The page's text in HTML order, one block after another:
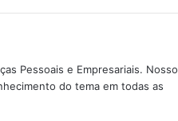
Pessoais e Empresariais. Nosso
do tema em todas as